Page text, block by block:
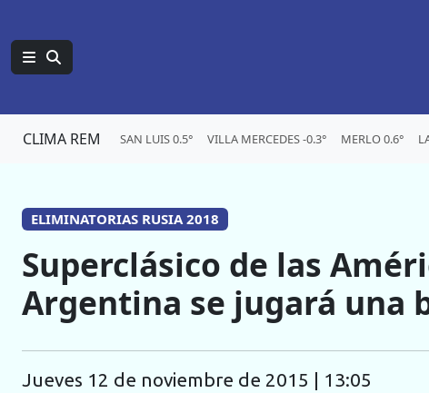
CLIMA REM SAN LUIS 0.5° VILLA MERCEDES -0.3° MERLO 0.6°
ELIMINATORIAS RUSIA 2018
Superclásico de las
Argentina se jugará una
jueves 12 de noviembre de 2015 | 13:05